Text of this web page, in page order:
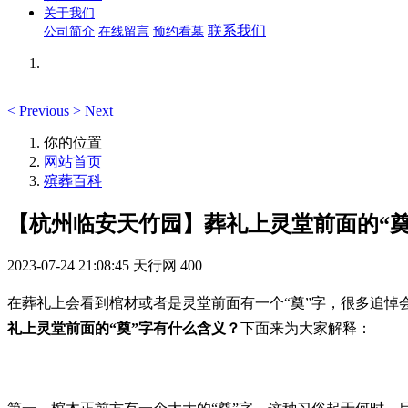
关于我们
公司简介 在线留言 预约看墓 联系我们
< Previous > Next
你的位置
网站首页
殡葬百科
【杭州临安天竹园】葬礼上灵堂前面的“
2023-07-24 21:08:45 天行网 400
在葬礼上会看到棺材或者是灵堂前面有一个“奠”字，很多追
礼上灵堂前面的“奠”字有什么含义？下面来为大家解释：